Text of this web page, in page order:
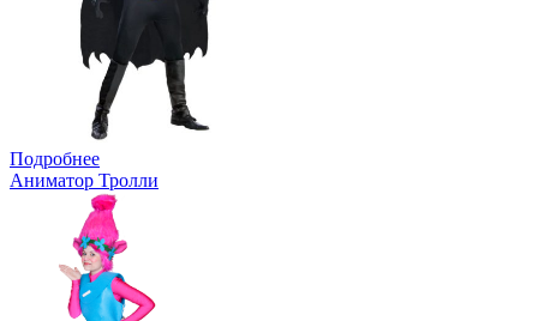
Подробнее
Аниматор Тролли